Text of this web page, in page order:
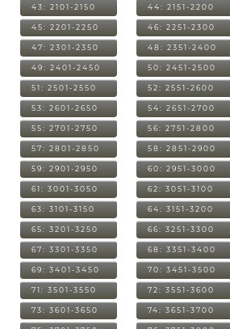
43: 2101-2150 44: 2151-2200
45: 2201-2250 46: 2251-2300
47: 2301-2350 48: 2351-2400
49: 2401-2450 50: 2451-2500
51: 2501-2550 52: 2551-2600
53: 2601-2650 54: 2651-2700
55: 2701-2750 56: 2751-2800
57: 2801-2850 58: 2851-2900
59: 2901-2950 60: 2951-3000
61: 3001-3050 62: 3051-3100
63: 3101-3150 64: 3151-3200
65: 3201-3250 66: 3251-3300
67: 3301-3350 68: 3351-3400
69: 3401-3450 70: 3451-3500
71: 3501-3550 72: 3551-3600
73: 3601-3650 74: 3651-3700